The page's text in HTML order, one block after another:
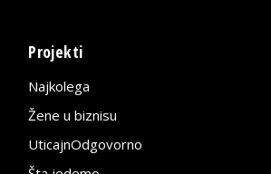
Projekti
Najkolega
Žene u biznisu
UticajnOdgovorno